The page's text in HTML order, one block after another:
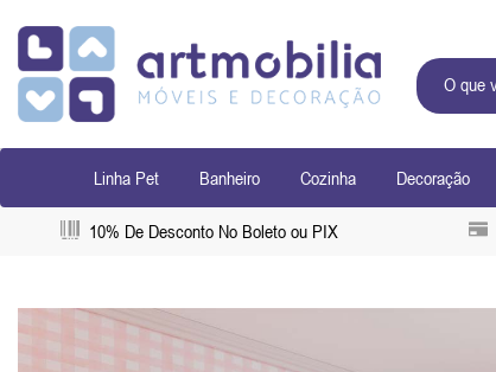
Linha Pet Banheiro Cozinha Decoração
10% De Desconto No Boleto ou PIX